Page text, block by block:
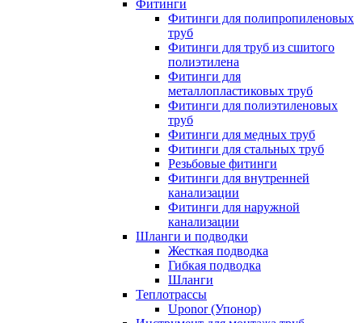
Фитинги
Фитинги для полипропиленовых
труб
Фитинги для труб из сшитого
полиэтилена
Фитинги для
металлопластиковых труб
Фитинги для полиэтиленовых
труб
Фитинги для медных труб
Фитинги для стальных труб
Резьбовые фитинги
Фитинги для внутренней
канализации
Фитинги для наружной
канализации
Шланги и подводки
Жесткая подводка
Гибкая подводка
Шланги
Теплотрассы
Uponor (Упонор)